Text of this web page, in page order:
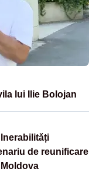
lui Ilie Bolojan
de reunificare